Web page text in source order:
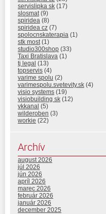
servislipka sk (17)
slosmat (9)
spiridea (8)
spiridea cz (7)
spolocnskaterapia (1)
stk most (1)
studio300shop (33)
Taxi Bratislava (1)
tj legal (13)
topservis (4)
varime spolu (2)
varimespolu.svetevity.sk (4)
visio systems (19)
visiobuilding sk (12)
vkkanal (5)
wilderoben (3)
workie (22)
Archív
august 2026
júl 2026
jún 2026
apríl 2026
marec 2026
február 2026
január 2026
december 2025